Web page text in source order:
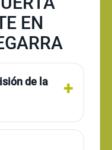
EN
de la